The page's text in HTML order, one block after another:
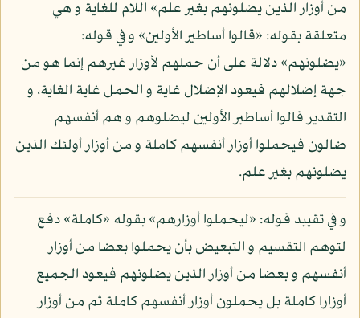
من أوزار الذين يضلونهم بغير علم» اللام للغاية و هي
متعلقة بقوله: «قالوا أساطير الأولين» و في قوله:
«يضلونهم» دلالة على أن حملهم لأوزار غيرهم إنما هو من
جهة إضلالهم فيعود الإضلال غاية و الحمل غاية الغاية، و
التقدير قالوا أساطير الأولين ليضلوهم و هم أنفسهم
ضالون فيحملوا أوزار أنفسهم كاملة و من أوزار أولئك الذين
يضلونهم بغير علم.
و في تقييد قوله: «ليحملوا أوزارهم» بقوله «كاملة» دفع
لتوهم التقسيم و التبعيض بأن يحملوا بعضا من أوزار
أنفسهم و بعضا من أوزار الذين يضلونهم فيعود الجميع
أوزارا كاملة بل يحملون أوزار أنفسهم كاملة ثم من أوزار